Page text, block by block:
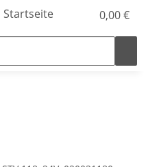
0,00 €